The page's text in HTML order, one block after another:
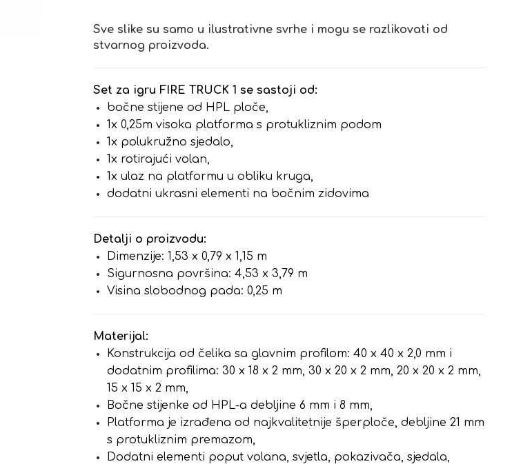
Sve slike su samo u ilustrativne svrhe i mogu se razlikovati od
stvarnog proizvoda.
Set za igru FIRE TRUCK 1 se sastoji od:
bočne stijene od HPL ploče,
1x 0,25m visoka platforma s protukliznim podom
1x polukružno sjedalo,
1x rotirajući volan,
1x ulaz na platformu u obliku kruga,
dodatni ukrasni elementi na bočnim zidovima
Detalji o proizvodu:
Dimenzije: 1,53 x 0,79 x 1,15 m
Sigurnosna površina: 4,53 x 3,79 m
Visina slobodnog pada: 0,25 m
Materijal:
Konstrukcija od čelika sa glavnim profilom: 40 x 40 x 2,0 mm i
dodatnim profilima: 30 x 18 x 2 mm, 30 x 20 x 2 mm, 20 x 20 x 2 mm,
15 x 15 x 2 mm,
Bočne stijenke od HPL-a debljine 6 mm i 8 mm,
Platforma je izrađena od najkvalitetnije šperploče, debljine 21 mm
s protukliznim premazom,
Dodatni elementi poput volana, svjetla, pokazivača, sjedala,